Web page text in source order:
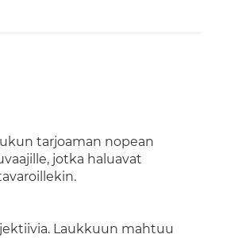
tarjoaman nopean
jotka haluavat
Laukkuun mahtuu